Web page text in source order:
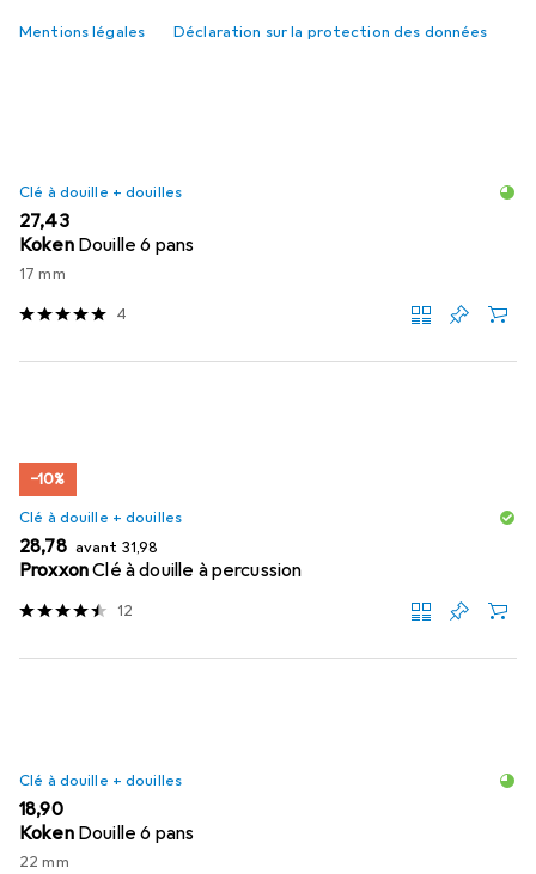
Mentions légales Déclaration sur la protection des données
Clé à douille + douilles
EUR
27,43
Koken Douille 6 pans
17 mm
4
−10%
Clé à douille + douilles
EUR
28,78 avant EUR
31,98
ProxxonClé à douille à percussion
12
Clé à douille + douilles
EUR
18,90
Koken Douille 6 pans
22 mm